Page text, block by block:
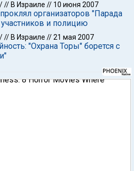
// В Израиле // 10 июня 2007
организаторов "Парада
участников и полицию
// В Израиле //21 мая 2007
"Охрана Торы" борется с